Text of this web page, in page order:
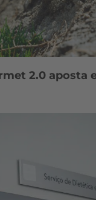
2.0 aposta